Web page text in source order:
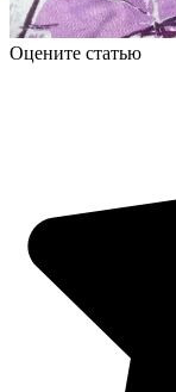
Оцените статью